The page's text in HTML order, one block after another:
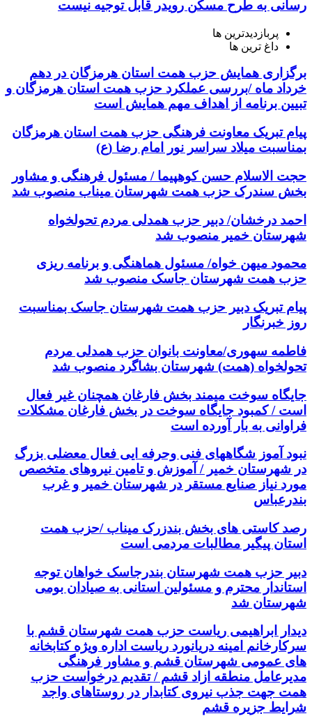
رسانی به طرح مسکن رویدر قابل توجیه نیست
پربازدیدترین ها
داغ ترین ها
برگزاری همایش حزب همت استان هرمزگان در دهم
خرداد ماه /بررسی عملکرد حزب همت استان هرمزگان و
تبیین برنامه از اهداف مهم همایش است
پیام تبریک معاونت فرهنگی حزب همت استان هرمزگان
بمناسبت میلاد سراسر نور امام رضا (ع)
حجت الاسلام حسن کوهپیما / مسئول فرهنگی و مشاور
بخش سندرک حزب همت شهرستان میناب منصوب شد
احمد درخشان/ دبیر حزب همدلی مردم تحولخواه
شهرستان خمیر منصوب ‌شد
محمود میهن خواه/ مسئول هماهنگی و برنامه ریزی
حزب همت شهرستان جاسک منصوب شد
پیام تبریک دبیر حزب همت شهرستان جاسک بمناسبت
روز خبرنگار
فاطمه سهوری/معاونت بانوان حزب همدلی مردم
تحولخواه (همت) شهرستان بشاگرد منصوب شد
جایگاه سوخت میمند بخش فارغان همچنان غیر فعال
است / کمبود جایگاه سوخت در بخش فارغان مشکلات
فراوانی به بار آورده است
نبود آموز شگاههای فنی وحرفه ایی فعال معضلی بزرگ
در شهرستان خمیر / آموزش و تامین نیروهای متخصص
مورد نیاز صنایع مستقر در شهرستان خمیر و غرب
بندرعباس
رصد کاستی های بخش بندزرک میناب /حزب همت
استان پیگیر مطالبات مردمی است
دبیر حزب همت شهرستان بندرجاسک خواهان توجه
استاندار محترم و مسئولین استانی به صیادان بومی
شهرستان شد
دیدار ابراهیمی ریاست حزب همت شهرستان قشم با
سرکارخانم امینه دریانورد ریاست اداره ویژه کتابخانه
های عمومی شهرستان قشم و مشاور فرهنگی
مدیرعامل منطقه ازاد قشم / تقدیم درخواست حزب
همت جهت جذب نیروی کتابدار در روستاهای واجد
شرایط جزیره قشم